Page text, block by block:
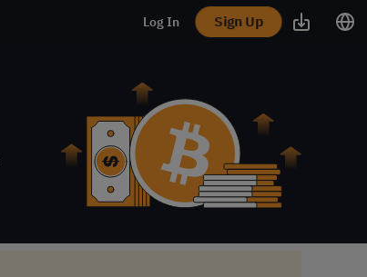
Log In Sign Up